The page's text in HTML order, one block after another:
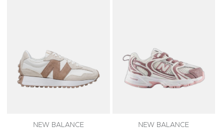
NEW BALANCE
NEW BALANCE